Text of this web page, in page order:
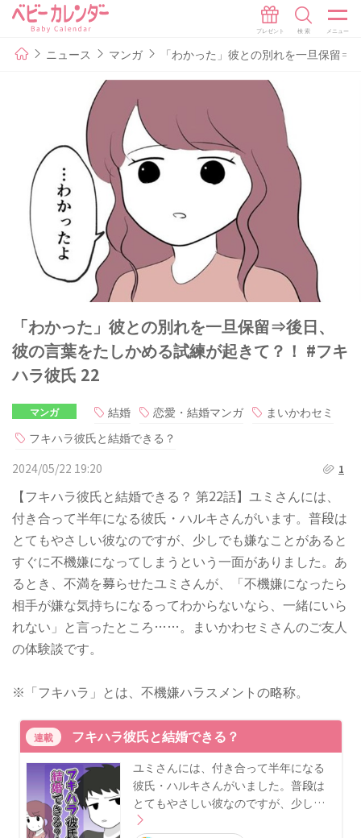
ニュース マンガ 「わかった」彼との別れを一旦保留⇒
「わかった」彼との別れを一旦保留⇒後日、
彼の言葉をたしかめる試練が起きて？！ #フキ
ハラ彼氏 22
マンガ 結婚 恋愛・結婚マンガ
まいかわセミ
フキハラ彼氏と結婚できる？
2024/05/22 19:20
1
【フキハラ彼氏と結婚できる？ 第22話】ユミさんには、
付き合って半年になる彼氏・ハルキさんがいます。普段は
とてもやさしい彼なのですが、少しでも嫌なことがあると
すぐに不機嫌になってしまうという一面がありました。あ
るとき、不満を募らせたユミさんが、「不機嫌になったら
相手が嫌な気持ちになるってわからないなら、一緒にいら
れない」と言ったところ……。まいかわセミさんのご友人
の体験談です。
※「フキハラ」とは、不機嫌ハラスメントの略称。
連載 フキハラ彼氏と結婚できる？
ユミさんには、付き合って半年になる
彼氏・ハルキさんがいました。普段は
とてもやさしい彼なのですが、少し…